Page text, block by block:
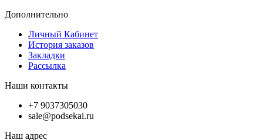
Дополнительно
Личный Кабинет
История заказов
Закладки
Рассылка
Наши контакты
+7 9037305030
sale@podsekai.ru
Наш адрес